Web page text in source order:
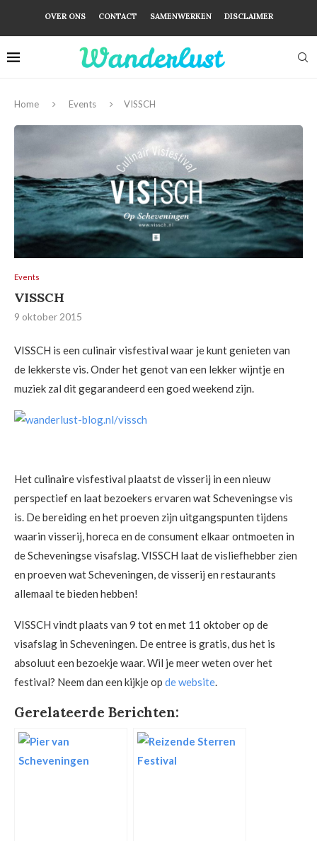
OVER ONS CONTACT SAMENWERKEN DISCLAIMER
Home Events VISSCH
Events
VISSCH
9 oktober 2015
VISSCH is een culinair visfestival waar je kunt genieten van
de lekkerste vis. Onder het genot van een lekker wijntje en
muziek zal dit gegarandeerd een goed weekend zijn.
Het culinaire visfestival plaatst de visserij in een nieuw
perspectief en laat bezoekers ervaren wat Scheveningse vis
is. De bereiding en het proeven zijn uitgangspunten tijdens
waarin visserij, horeca en de consument elkaar ontmoeten in
de Scheveningse visafslag. VISSCH laat de visliefhebber zien
en proeven wat Scheveningen, de visserij en restaurants
allemaal te bieden hebben!
VISSCH vindt plaats van 9 tot en met 11 oktober op de
visafslag in Scheveningen. De entree is gratis, dus het is
absoluut een bezoekje waar. Wil je meer weten over het
festival? Neem dan een kijkje op de website.
Gerelateerde Berichten: